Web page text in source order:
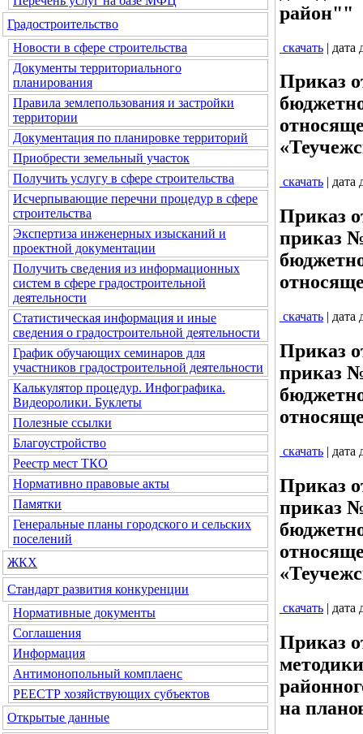
Градостроительство
Новости в сфере строительства
Документы территориального
планирования
Правила землепользования и застройки
территории
Документация по планировке территорий
Приобрести земельный участок
Получить услугу в сфере строительства
Исчерпывающие перечни процедур в сфере
строительства
Экспертиза инженерных изысканий и
проектной документации
Получить сведения из информационных
систем в сфере градостроительной
деятельности
Статистическая информация и иные
сведения о градостроительной деятельности
График обучающих семинаров для
участников градостроительной деятельности
Калькулятор процедур. Инфографика.
Видеоролики. Буклеты
Полезные ссылки
Благоустройство
Реестр мест ТКО
Нормативно правовые акты
Памятки
Генеральные планы городского и сельских
поселений
ЖКХ
Стандарт развития конкуренции
Нормативные документы
Соглашения
Информация
Антимонопольный комплаенс
РЕЕСТР хозяйствующих субъектов
Открытые данные
район""
скачать | дата
Приказ
скачать | дата
Приказ
приказ №
скачать | дата
Приказ
приказ №
скачать | дата
Приказ
приказ №
скачать | дата
Приказ
на